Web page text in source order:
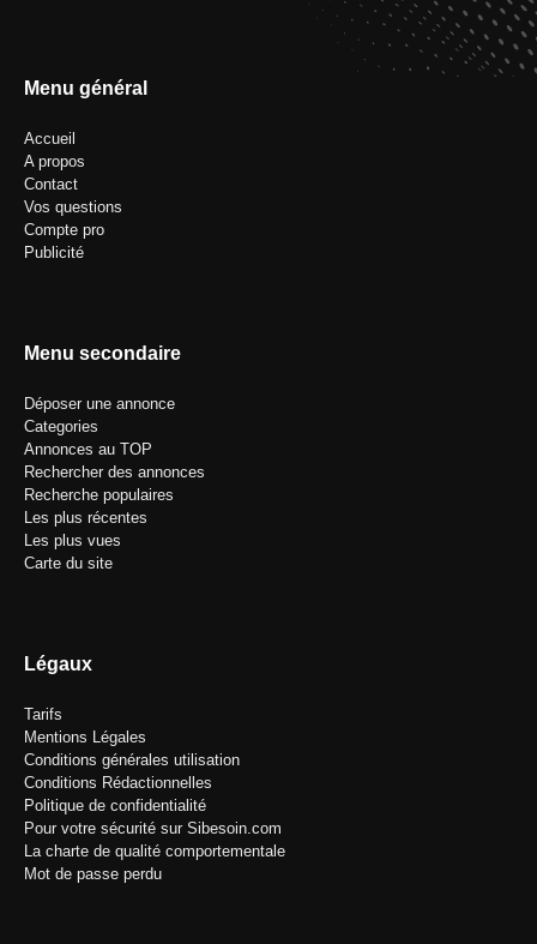
Menu général
Accueil
A propos
Contact
Vos questions
Compte pro
Publicité
Menu secondaire
Déposer une annonce
Categories
Annonces au TOP
Rechercher des annonces
Recherche populaires
Les plus récentes
Les plus vues
Carte du site
Légaux
Tarifs
Mentions Légales
Conditions générales utilisation
Conditions Rédactionnelles
Politique de confidentialité
Pour votre sécurité sur Sibesoin.com
La charte de qualité comportementale
Mot de passe perdu